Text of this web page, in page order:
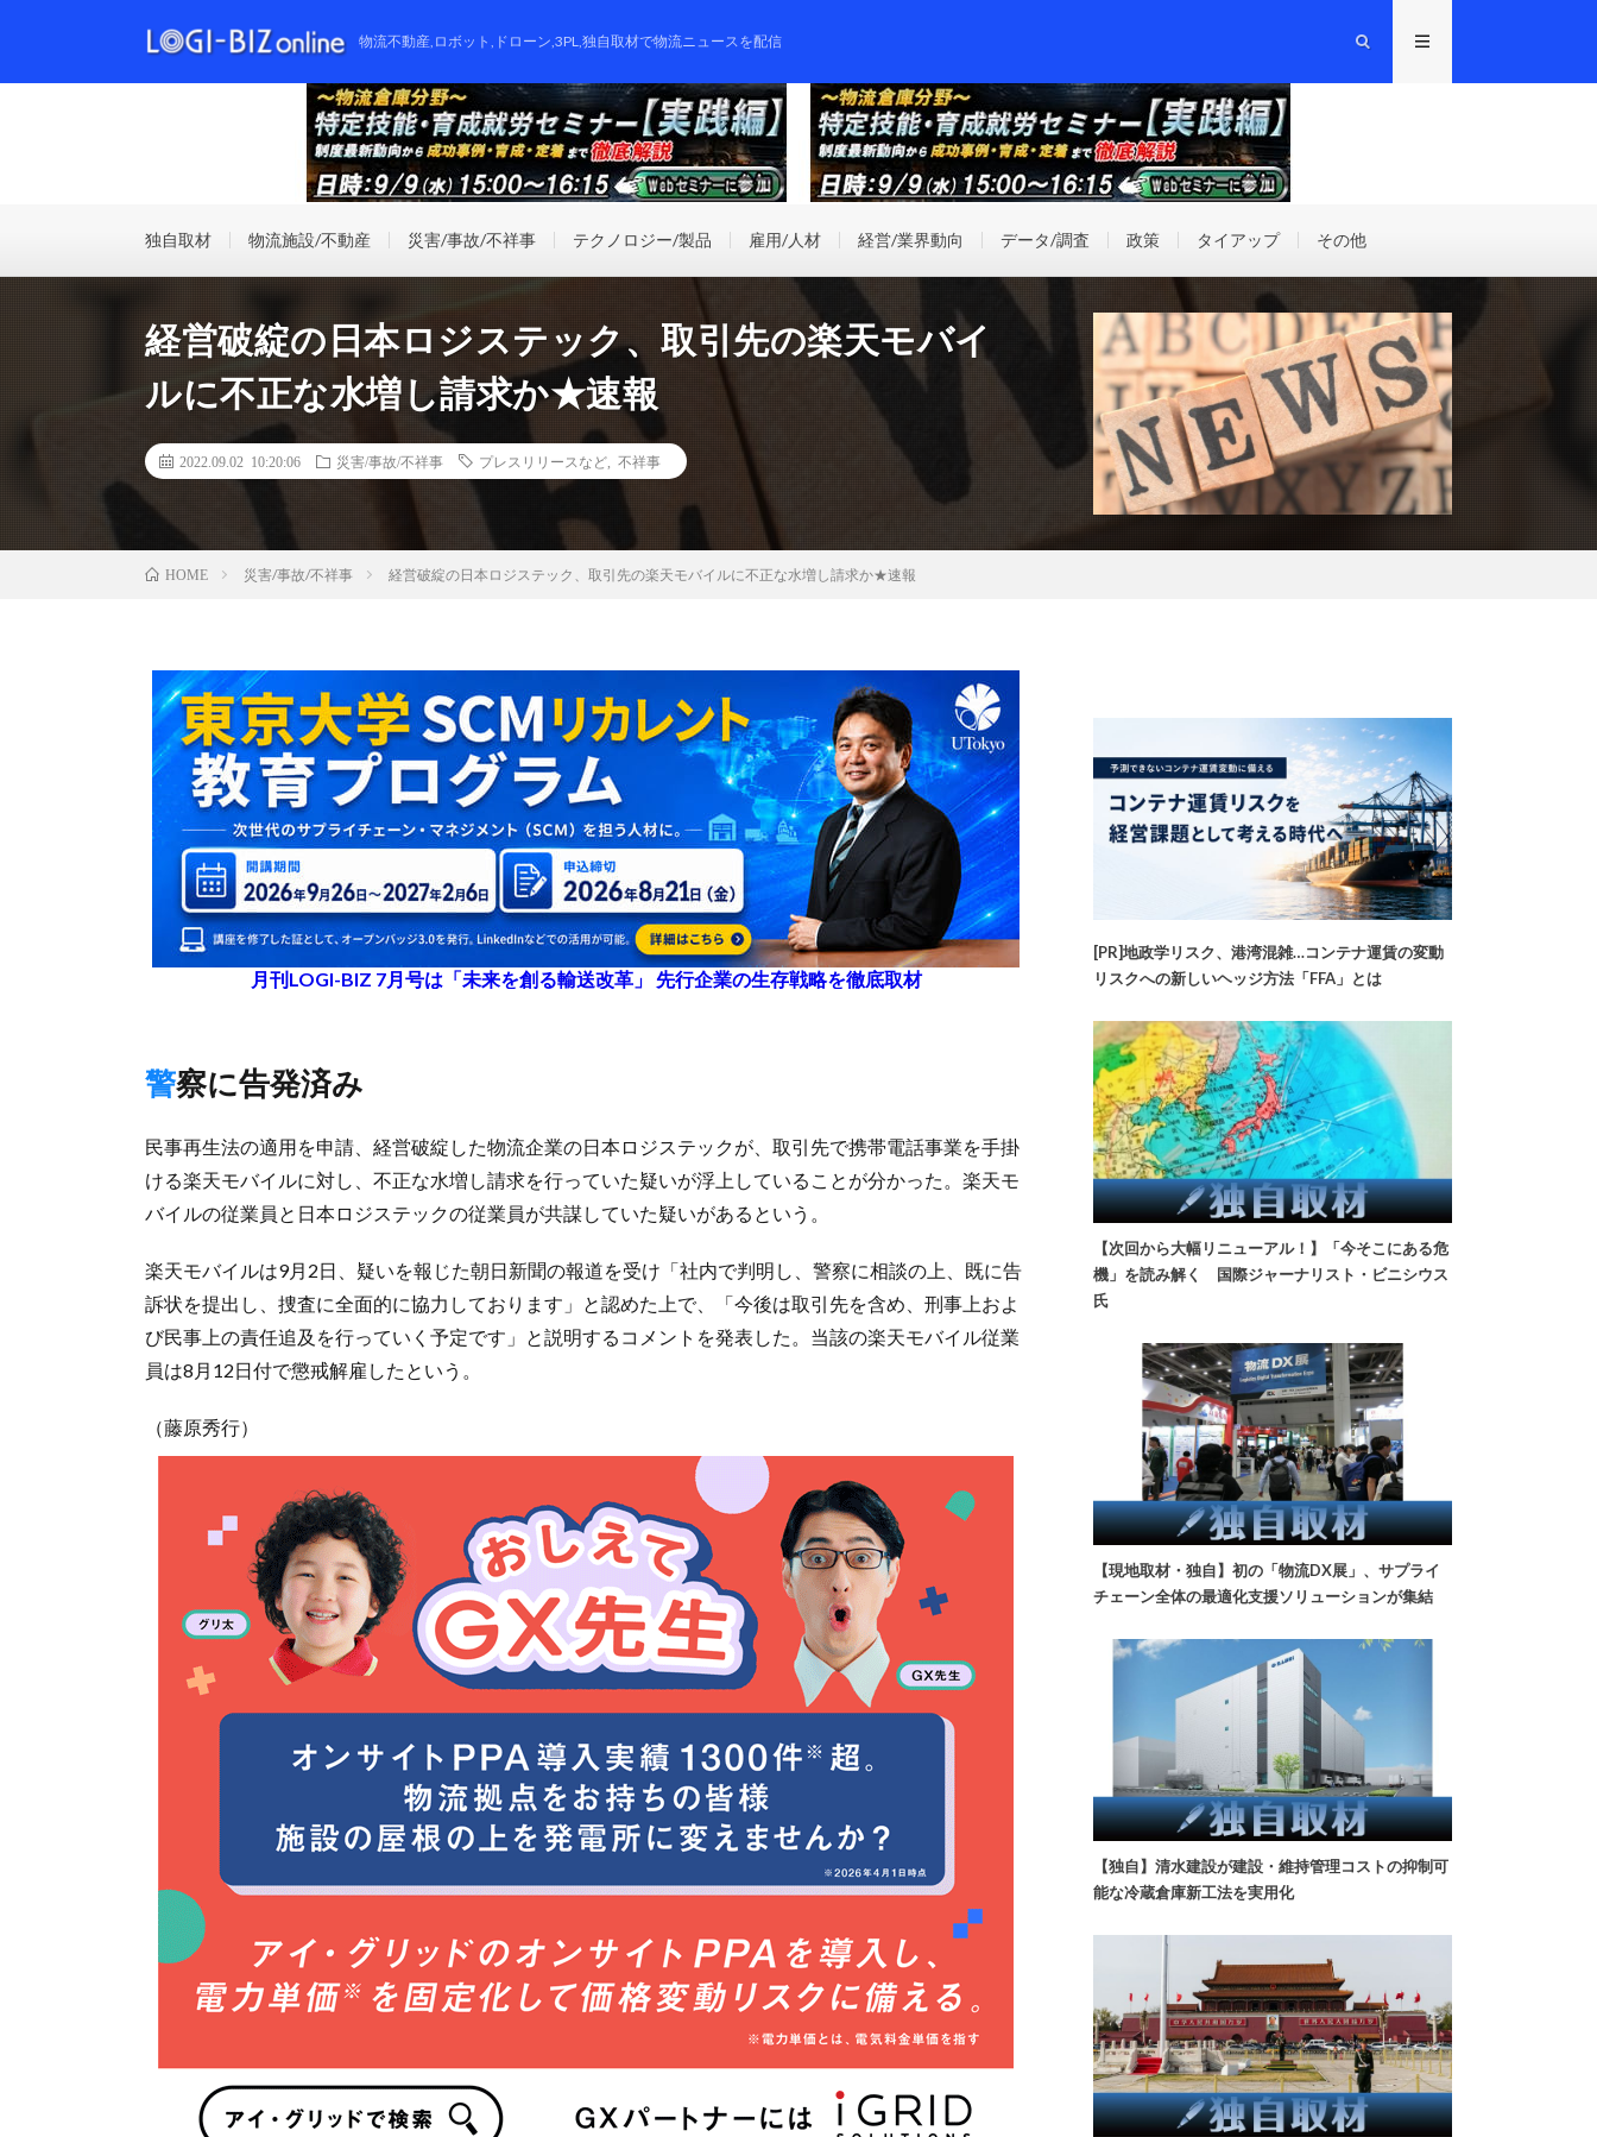
物流不動産,ロボット,ドローン,3PL,独自取材で物流ニュースを配信
独自取材 物流施設/不動産 災害/事故/不祥事 テクノロジー/製品 雇用/人材 経営/業界動向 データ/調査 政策 タイアップ その他
経営破綻の日本ロジステック、取引先の楽天モバイ
ルに不正な水増し請求か★速報
2022.09.02 10:20:06 災害/事故/不祥事 プレスリリースなど 不祥事
HOME 災害/事故/不祥事 経営破綻の日本ロジステック、取引先の楽天モバイルに不正な水増し請求か★速報
月刊LOGI-BIZ 7月号は「未来を創る輸送改革」 先行企業の生存戦略を徹底取材
警察に告発済み
民事再生法の適用を申請、経営破綻した物流企業の日本ロジステックが、取引先で携帯電話事業を手掛
ける楽天モバイルに対し、不正な水増し請求を行っていた疑いが浮上していることが分かった。楽天モ
バイルの従業員と日本ロジステックの従業員が共謀していた疑いがあるという。
楽天モバイルは9月2日、疑いを報じた朝日新聞の報道を受け「社内で判明し、警察に相談の上、既に告
訴状を提出し、捜査に全面的に協力しております」と認めた上で、「今後は取引先を含め、刑事上およ
び民事上の責任追及を行っていく予定です」と説明するコメントを発表した。当該の楽天モバイル従業
員は8月12日付で懲戒解雇したという。
（藤原秀行）
[PR]地政学リスク、港湾混雑…コンテナ運賃の変動
リスクへの新しいヘッジ方法「FFA」とは
【次回から大幅リニューアル！】「今そこにある危
機」を読み解く 国際ジャーナリスト・ビニシウス
氏
【現地取材・独自】初の「物流DX展」、サプライ
チェーン全体の最適化支援ソリューションが集結
【独自】清水建設が建設・維持管理コストの抑制可
能な冷蔵倉庫新工法を実用化